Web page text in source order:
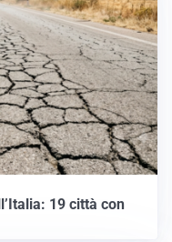
19 città con